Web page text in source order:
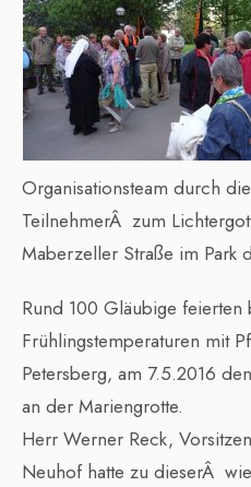
Organisationsteam durch
TeilnehmerÂ zum
Maberzeller Straße im Park
Rund 100 Gläubige feierten
Frühlingstemperaturen mit
Petersberg, am 7.5.2016
an der Mariengrotte.
Herr Werner Reck,
Neuhof hatte zu dieserÂ